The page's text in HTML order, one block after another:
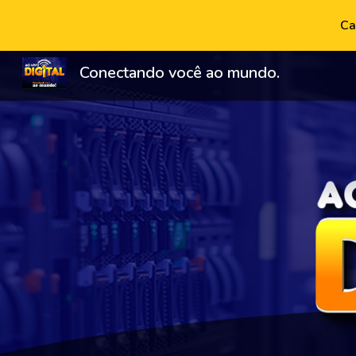
Conectando você ao mundo.